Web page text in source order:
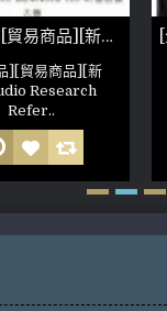
[全新品][貿易商品][新款]Audio Research Reference 150SE
][貿易商品][新
Research
Refer..